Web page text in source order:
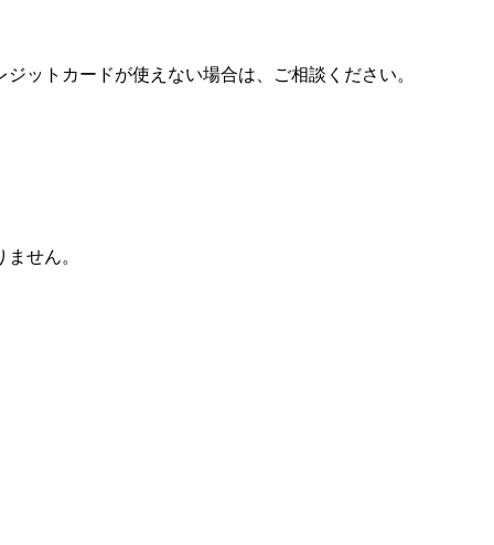
ットカードが使えない場合は、ご相談ください。
せん。